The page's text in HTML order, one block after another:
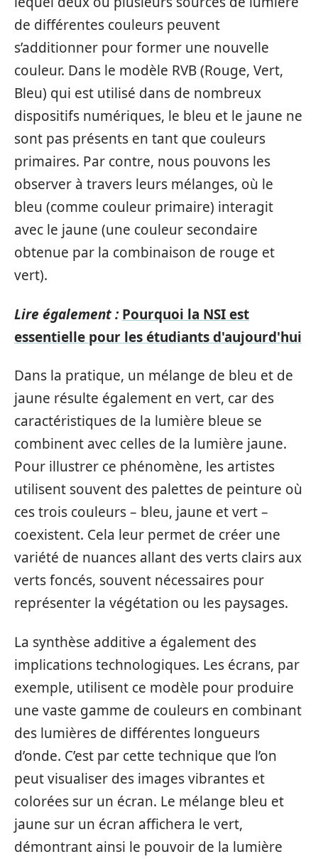
de différentes couleurs peuvent
s’additionner pour former une nouvelle
couleur. Dans le modèle RVB (Rouge, Vert,
Bleu) qui est utilisé dans de nombreux
dispositifs numériques, le bleu et le jaune ne
sont pas présents en tant que couleurs
primaires. Par contre, nous pouvons les
observer à travers leurs mélanges, où le
bleu (comme couleur primaire) interagit
avec le jaune (une couleur secondaire
obtenue par la combinaison de rouge et
vert).
Lire également : Pourquoi la NSI est
essentielle pour les étudiants d'aujourd'hui
Dans la pratique, un mélange de bleu et de
jaune résulte également en vert, car des
caractéristiques de la lumière bleue se
combinent avec celles de la lumière jaune.
Pour illustrer ce phénomène, les artistes
utilisent souvent des palettes de peinture où
ces trois couleurs – bleu, jaune et vert –
coexistent. Cela leur permet de créer une
variété de nuances allant des verts clairs aux
verts foncés, souvent nécessaires pour
représenter la végétation ou les paysages.
La synthèse additive a également des
implications technologiques. Les écrans, par
exemple, utilisent ce modèle pour produire
une vaste gamme de couleurs en combinant
des lumières de différentes longueurs
d’onde. C’est par cette technique que l’on
peut visualiser des images vibrantes et
colorées sur un écran. Le mélange bleu et
jaune sur un écran affichera le vert,
démontrant ainsi le pouvoir de la lumière